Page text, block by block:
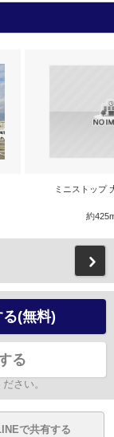
ミニストップ
約
(無料)
る
さい。
で共有する